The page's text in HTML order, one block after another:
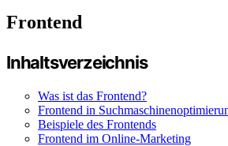
Frontend
Inhaltsverzeichnis
Was ist das Frontend?
Frontend in
Beispiele des Frontends
Frontend im Online-Marketing